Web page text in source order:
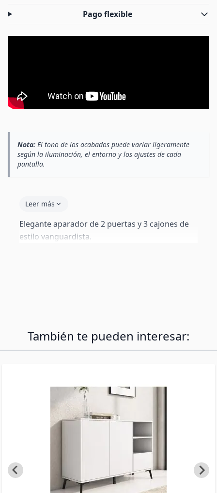
Pago flexible
Nota: El tono de los acabados puede variar ligeramente
según la iluminación, el entorno y los ajustes de cada
pantalla.
Leer más
Elegante aparador de 2 puertas y 3 cajones de
estilo vanguardista.
También te pueden interesar: